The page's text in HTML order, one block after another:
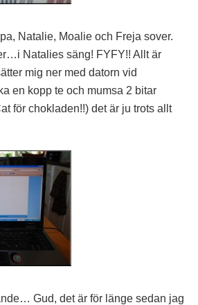
Natalie, Moalie och Freja sover.
Natalies säng! FYFY!! Allt är
mig ner med datorn vid
en kopp te och mumsa 2 bitar
för chokladen!!) det är ju trots allt
Gud, det är för länge sedan jag